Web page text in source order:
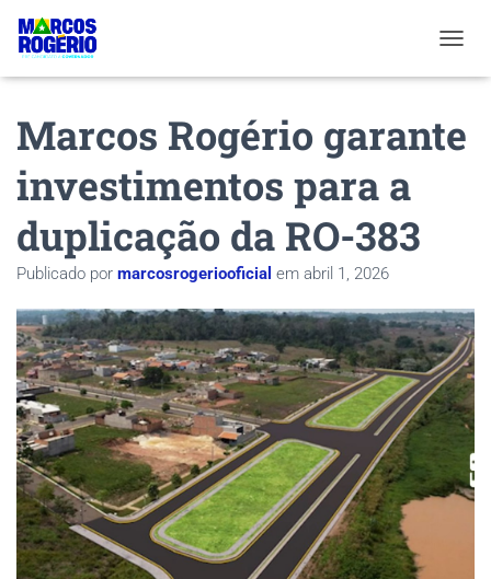
Marcos Rogério garante
investimentos para a
duplicação da RO-383
Publicado por marcosrogeriooficial em abril 1, 2026